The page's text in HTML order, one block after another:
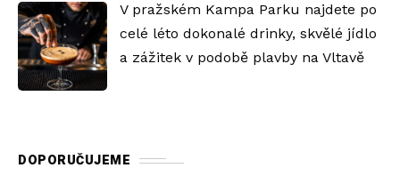
V pražském Kampa Parku najdete po
celé léto dokonalé drinky, skvělé jídlo
a zážitek v podobě plavby na Vltavě
DOPORUČUJEME